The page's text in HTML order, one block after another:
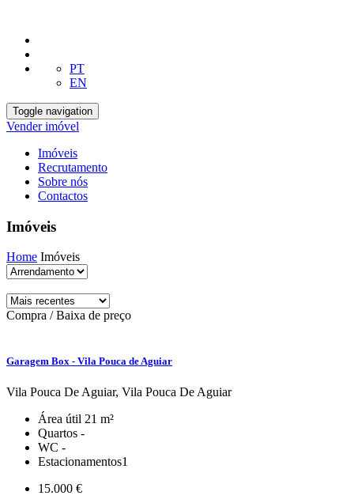
PT
EN
Toggle navigation
Vender imóvel
Imóveis
Recrutamento
Sobre nós
Contactos
Imóveis
Home Imóveis
Compra / Baixa de preço
Garagem Box - Vila Pouca de Aguiar
Vila Pouca De Aguiar, Vila Pouca De Aguiar
Área útil 21 m²
Quartos -
WC -
Estacionamentos1
15.000 €